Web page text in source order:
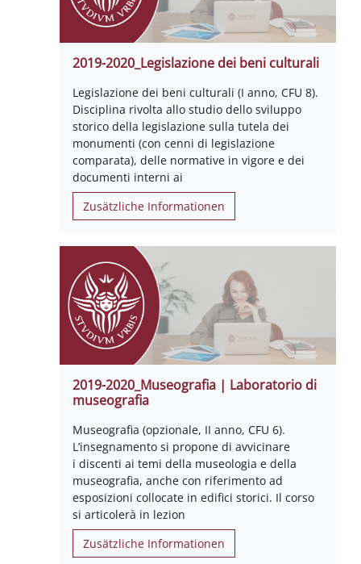
2019-2020_Legislazione dei beni culturali
Legislazione dei beni culturali (I anno, CFU 8).
Disciplina rivolta allo studio dello sviluppo
storico della legislazione sulla tutela dei
monumenti (con cenni di legislazione
comparata), delle normative in vigore e dei
documenti interni ai
Zusätzliche Informationen
2019-2020_Museografia | Laboratorio di
museografia
Museografia (opzionale, II anno, CFU 6).
L’insegnamento si propone di avvicinare
i discenti ai temi della museologia e della
museografia, anche con riferimento ad
esposizioni collocate in edifici storici. Il corso
si articolerà in lezion
Zusätzliche Informationen